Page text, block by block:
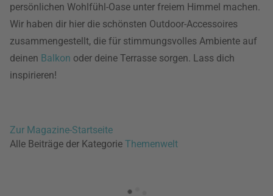
persönlichen Wohlfühl-Oase unter freiem Himmel machen.
Wir haben dir hier die schönsten Outdoor-Accessoires
zusammengestellt, die für stimmungsvolles Ambiente auf
deinen Balkon oder deine Terrasse sorgen. Lass dich
inspirieren!
Zur Magazine-Startseite
Alle Beiträge der Kategorie Themenwelt